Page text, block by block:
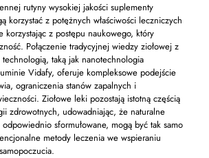
rutyny wysokiej jakości suplementy
korzystać z potężnych właściwości leczniczych
korzystając z postępu naukowego, który
Połączenie tradycyjnej wiedzy ziołowej z
taką jak nanotechnologia
Vidafy, oferuje kompleksowe podejście
ograniczenia stanów zapalnych i
Ziołowe leki pozostają istotną częścią
zdrowotnych, udowadniając, że naturalne
sformułowane, mogą być tak samo
metody leczenia we wspieraniu